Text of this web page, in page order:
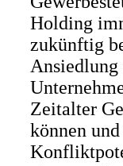
Holding
zukünftig
Zeitalter
können